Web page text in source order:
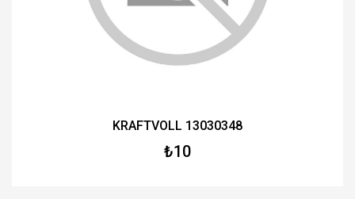
KRAFTVOLL 13030348
₺10